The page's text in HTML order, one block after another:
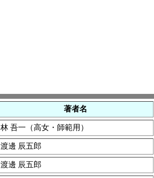
著者名
林 吾一（高女・師範用）
渡邊 辰五郎
渡邊 辰五郎